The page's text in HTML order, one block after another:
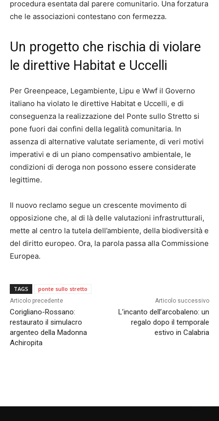
procedura esentata dal parere comunitario. Una forzatura
che le associazioni contestano con fermezza.
Un progetto che rischia di violare
le direttive Habitat e Uccelli
Per Greenpeace, Legambiente, Lipu e Wwf il Governo
italiano ha violato le direttive Habitat e Uccelli, e di
conseguenza la realizzazione del Ponte sullo Stretto si
pone fuori dai confini della legalità comunitaria. In
assenza di alternative valutate seriamente, di veri motivi
imperativi e di un piano compensativo ambientale, le
condizioni di deroga non possono essere considerate
legittime.
Il nuovo reclamo segue un crescente movimento di
opposizione che, al di là delle valutazioni infrastrutturali,
mette al centro la tutela dell’ambiente, della biodiversità e
del diritto europeo. Ora, la parola passa alla Commissione
Europea.
TAGS ponte sullo stretto
Articolo precedente
Corigliano-Rossano:
restaurato il simulacro
argenteo della Madonna
Achiropita
Articolo successivo
L’incanto dell’arcobaleno: un
regalo dopo il temporale
estivo in Calabria